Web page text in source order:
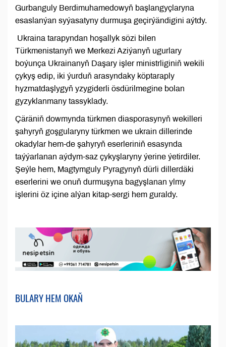
Gurbanguly Berdimuhamedowyň başlangyçlaryna
esaslanýan syýasatyny durmuşa geçirýändigini aýtdy.
Ukraina tarapyndan hoşallyk sözi bilen
Türkmenistanyň we Merkezi Aziýanyň ugurlary
boýunça Ukrainanyň Daşary işler ministrliginiň wekili
çykyş edip, iki ýurduň arasyndaky köptaraply
hyzmatdaşlygyň yzygiderli ösdürilmegine bolan
gyzyklanmany tassyklady.
Çäräniň dowmynda türkmen diasporasynyň wekilleri
şahyryň goşgularyny türkmen we ukrain dillerinde
okadylar hem-de şahyryň eserleriniň esasynda
taýýarlanan aýdym-saz çykyşlaryny ýerine ýetirdiler.
Şeýle hem, Magtymguly Pyragynyň dürli dillerdäki
eserlerini we onuň durmuşyna bagyşlanan ylmy
işlerini öz içine alýan kitap-sergi hem guraldy.
BULARY HEM OKAŇ